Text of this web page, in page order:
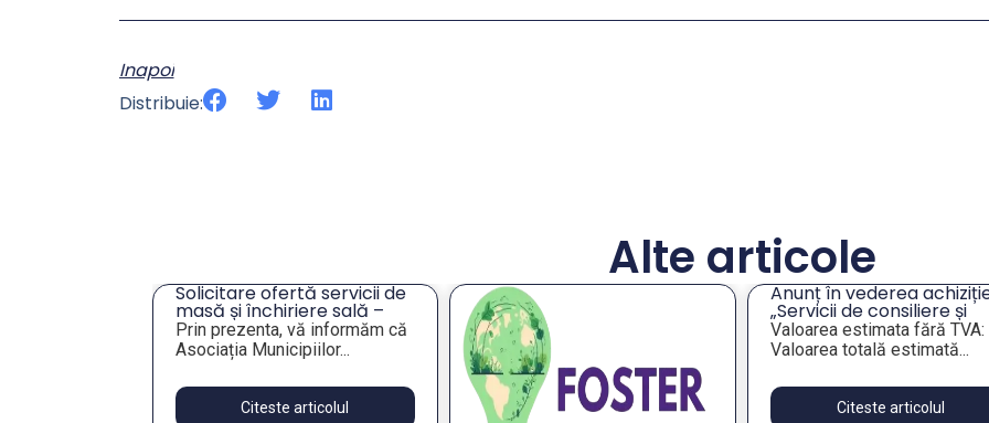
Inapoi
Distribuie:
Alte articole
Solicitare ofertă servicii de
masă și închiriere sală –
Tulcea
Prin prezenta, vă informăm că
Asociația Municipiilor...
Citeste articolul
Anunț în vederea
„Servicii de consiliere și
orientare profesională a
angajaților din companiile
publice municipale”
Valoarea estimata fără TVA:
Valoarea totală estimată...
Citeste articolul